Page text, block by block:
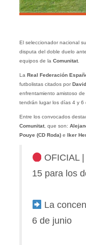
El seleccionador nacional
disputa del doble duelo
equipos de la Comunitat.
La Real Federación
futbolistas citados por
enfrentamiento amistoso
tendrán lugar los días 4 y 6
Entre los convocados
Comunitat, que son:
Pouye (CD Roda) e Iker
OFICIAL
15 para los
La
6 de junio